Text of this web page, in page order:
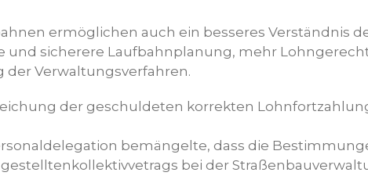
ermöglichen auch ein besseres Verständnis
und sicherere Laufbahnplanung, mehr
der Verwaltungsverfahren.
der geschuldeten korrekten
bemängelte, dass die
bei der